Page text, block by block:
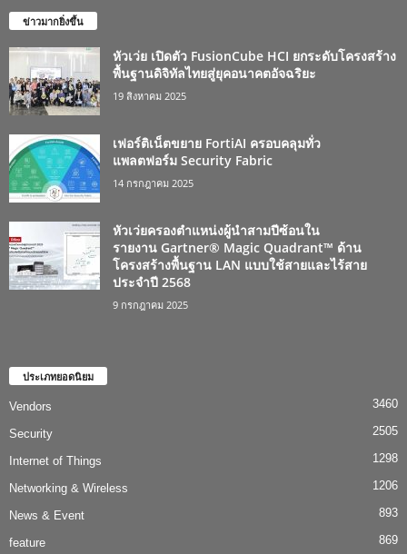
ข่าวมากยิ่งขึ้น
หัวเว่ย เปิดตัว FusionCube HCI ยกระดับโครงสร้าง
พื้นฐานดิจิทัลไทยสู่ยุคอนาคตอัจฉริยะ
19 สิงหาคม 2025
เฟอร์ติเน็ตขยาย FortiAI ครอบคลุมทั่ว
แพลตฟอร์ม Security Fabric
14 กรกฎาคม 2025
หัวเว่ยครองตำแหน่งผู้นำสามปีซ้อนใน
รายงาน Gartner® Magic Quadrant™ ด้าน
โครงสร้างพื้นฐาน LAN แบบใช้สายและไร้สาย
ประจำปี 2568
9 กรกฎาคม 2025
ประเภทยอดนิยม
Vendors 3460
Security 2505
Internet of Things 1298
Networking & Wireless 1206
News & Event 893
feature 869